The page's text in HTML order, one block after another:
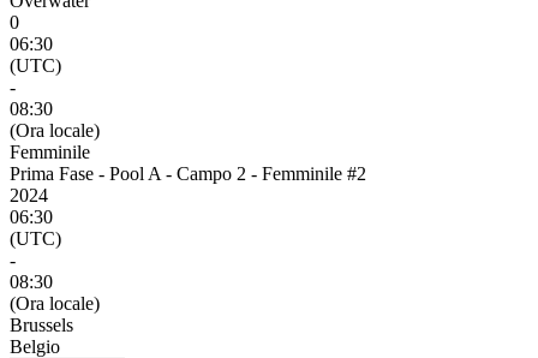
0
06:30
(UTC)
-
08:30
(Ora locale)
Femminile
Prima Fase - Pool A - Campo 2 - Femminile #2
2024
06:30
(UTC)
-
08:30
(Ora locale)
Brussels
Belgio